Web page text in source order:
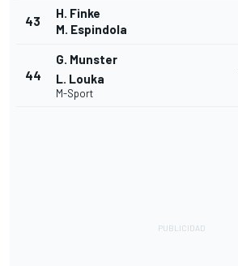
43
H. Finke
M. Espindola
44
G. Munster
L. Louka
M-Sport